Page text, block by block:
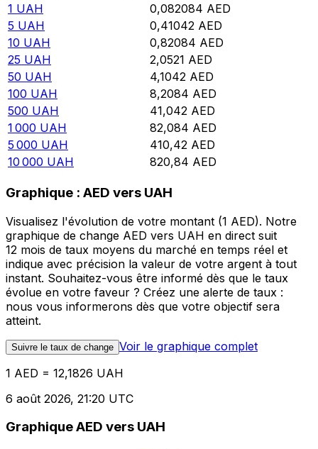
1 UAH 0,082084 AED
5 UAH 0,41042 AED
10 UAH 0,82084 AED
25 UAH 2,0521 AED
50 UAH 4,1042 AED
100 UAH 8,2084 AED
500 UAH 41,042 AED
1 000 UAH 82,084 AED
5 000 UAH 410,42 AED
10 000 UAH 820,84 AED
Graphique : AED vers UAH
Visualisez l'évolution de votre montant (1 AED). Notre
graphique de change AED vers UAH en direct suit
12 mois de taux moyens du marché en temps réel et
indique avec précision la valeur de votre argent à tout
instant. Souhaitez-vous être informé dès que le taux
évolue en votre faveur ? Créez une alerte de taux :
nous vous informerons dès que votre objectif sera
atteint.
Suivre le taux de change Voir le graphique complet
1 AED = 12,1826 UAH
6 août 2026, 21:20 UTC
Graphique AED vers UAH